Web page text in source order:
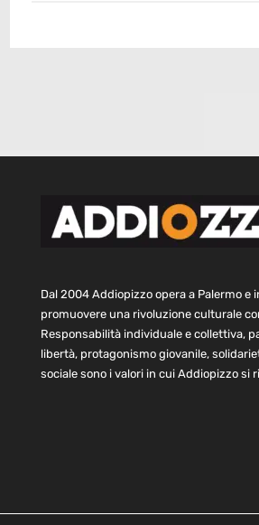
Dal 2004 Addiopizzo opera a Palermo e
promuovere una rivoluzione culturale
Responsabilità individuale e collettiva,
libertà, protagonismo giovanile,
sociale sono i valori in cui Addiopizzo si